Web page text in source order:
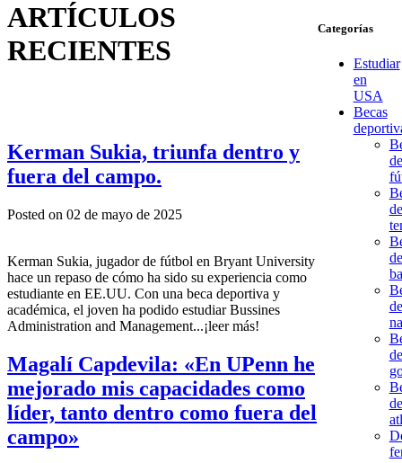
ARTÍCULOS
RECIENTES
Kerman Sukia, triunfa dentro y
fuera del campo.
Posted on 02 de mayo de 2025
Kerman Sukia, jugador de fútbol en Bryant University
hace un repaso de cómo ha sido su experiencia como
estudiante en EE.UU. Con una beca deportiva y
académica, el joven ha podido estudiar Bussines
Administration and Management...¡leer más!
Magalí Capdevila: «En UPenn he
mejorado mis capacidades como
líder, tanto dentro como fuera del
campo»
Categorías
Estudiar
en
USA
Becas
de
de
de
de
de
de